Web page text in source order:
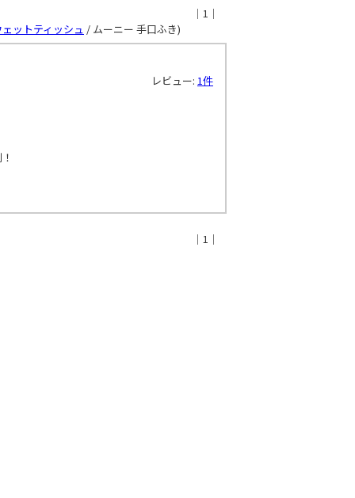
｜1｜
ットティッシュ / ムーニー 手口ふき)
レビュー: 1件
｜1｜